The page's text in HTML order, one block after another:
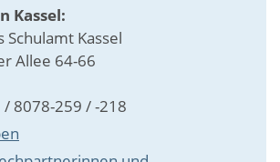
Kassel:
Schulamt Kassel
Allee 64-66
8078-259 / -218